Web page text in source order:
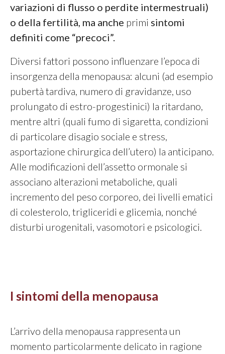
variazioni di flusso o perdite intermestruali)
o della fertilità, ma anche primi sintomi
definiti come “precoci”.
Diversi fattori possono influenzare l’epoca di
insorgenza della menopausa: alcuni (ad esempio
pubertà tardiva, numero di gravidanze, uso
prolungato di estro-progestinici) la ritardano,
mentre altri (quali fumo di sigaretta, condizioni
di particolare disagio sociale e stress,
asportazione chirurgica dell’utero) la anticipano.
Alle modificazioni dell’assetto ormonale si
associano alterazioni metaboliche, quali
incremento del peso corporeo, dei livelli ematici
di colesterolo, trigliceridi e glicemia, nonché
disturbi urogenitali, vasomotori e psicologici.
I sintomi della menopausa
L’arrivo della menopausa rappresenta un
momento particolarmente delicato in ragione